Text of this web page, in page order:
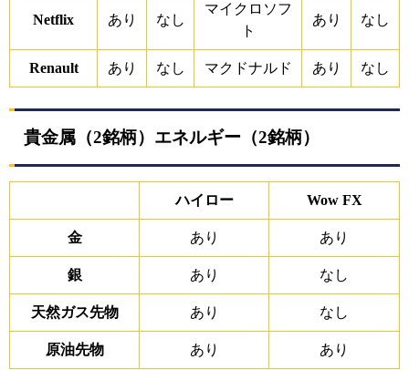
Netflix あり なし
マイクロソフ
ト
あり なし
Renault あり なし マクドナルド あり なし
貴金属（2銘柄）エネルギー（2銘柄）
ハイロー Wow FX
金 あり あり
銀 あり なし
天然ガス先物 あり なし
原油先物 あり あり